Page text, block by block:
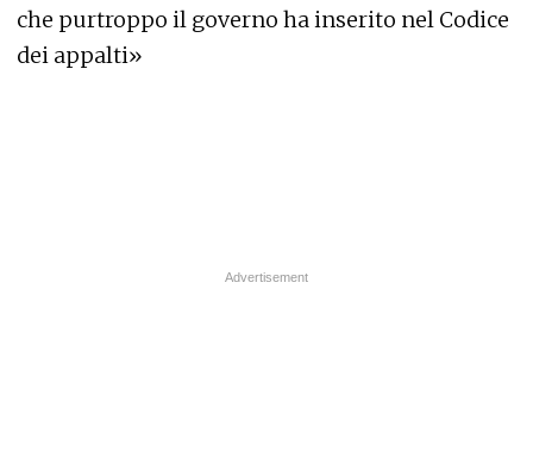
che purtroppo il governo ha inserito nel Codice
dei appalti»